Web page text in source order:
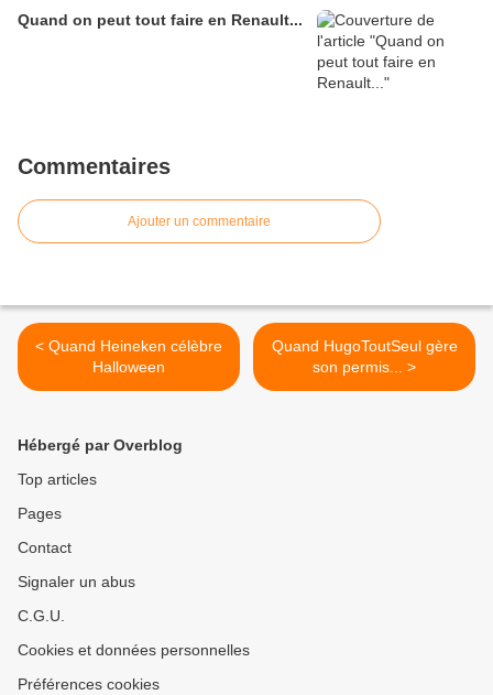
Quand on peut tout faire en Renault...
Commentaires
Ajouter un commentaire
< Quand Heineken célèbre
Halloween
Quand HugoToutSeul gère
son permis... >
Hébergé par Overblog
Top articles
Pages
Contact
Signaler un abus
C.G.U.
Cookies et données personnelles
Préférences cookies